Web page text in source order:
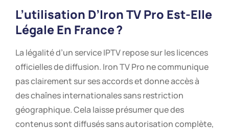
L’utilisation D’Iron TV Pro Est-Elle
Légale En France ?
La légalité d’un service IPTV repose sur les licences
officielles de diffusion. Iron TV Pro ne communique
pas clairement sur ses accords et donne accès à
des chaînes internationales sans restriction
géographique. Cela laisse présumer que des
contenus sont diffusés sans autorisation complète,